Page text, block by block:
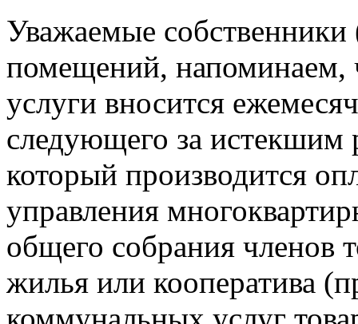
Уважаемые
помещений, напоминаем,
услуги вносится
следующего за истекшим
который производится
управления
общего собрания членов
жилья или кооператива